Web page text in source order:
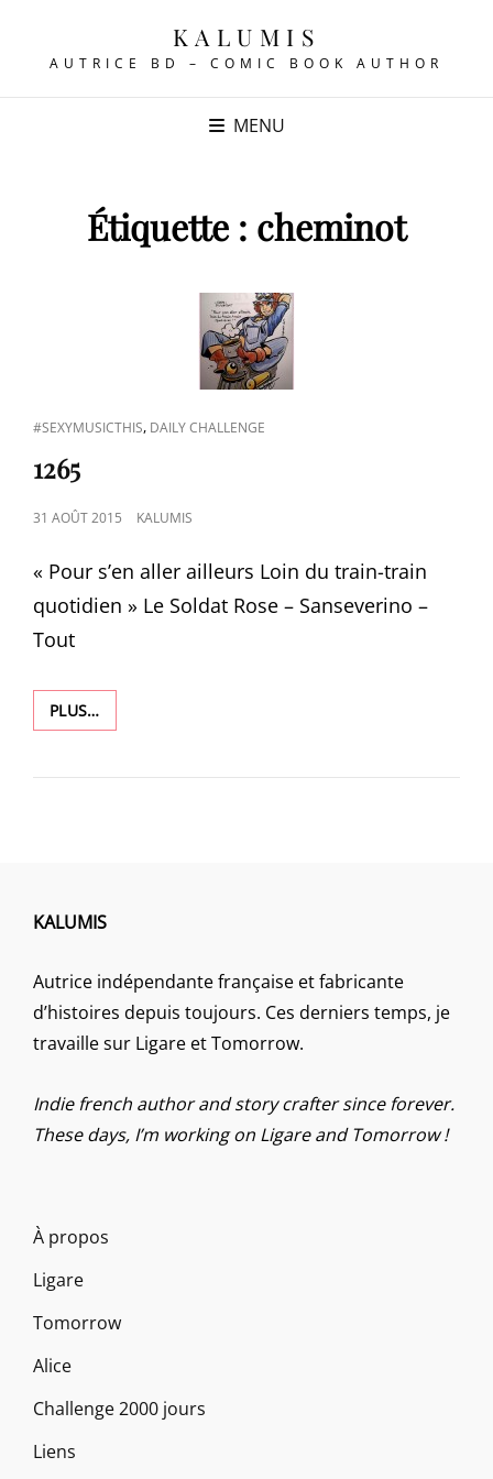
KALUMIS
AUTRICE BD – COMIC BOOK AUTHOR
MENU
Étiquette : cheminot
CAT
LINKS
#SEXYMUSICTHIS, DAILY CHALLENGE
1265
POSTED
31 AOÛT 2015 KALUMIS
« Pour s’en aller ailleurs Loin du train-train
quotidien » Le Soldat Rose – Sanseverino –
Tout
PLUS…1265
KALUMIS
Autrice indépendante française et fabricante
d’histoires depuis toujours. Ces derniers temps, je
travaille sur Ligare et Tomorrow.
Indie french author and story crafter since forever.
These days, I’m working on Ligare and Tomorrow !
À propos
Ligare
Tomorrow
Alice
Challenge 2000 jours
Liens